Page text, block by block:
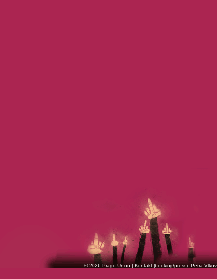
© 2026 Prago Union | Kontakt (booking/press): Petra